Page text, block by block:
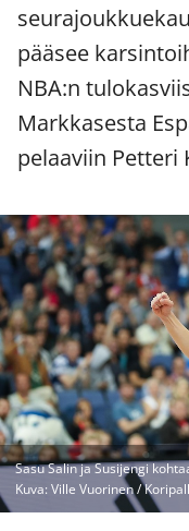
pääsee
NBA:n
Markkasesta
pelaaviin Petteri
Sasu Salin ja Susijengi
Kuva: Ville Vuorinen /